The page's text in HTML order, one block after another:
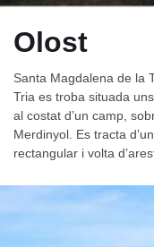
Olost
Santa Magdalena de la
Tria es troba situada
al costat d’un camp,
Merdinyol. Es tracta
rectangular i volta